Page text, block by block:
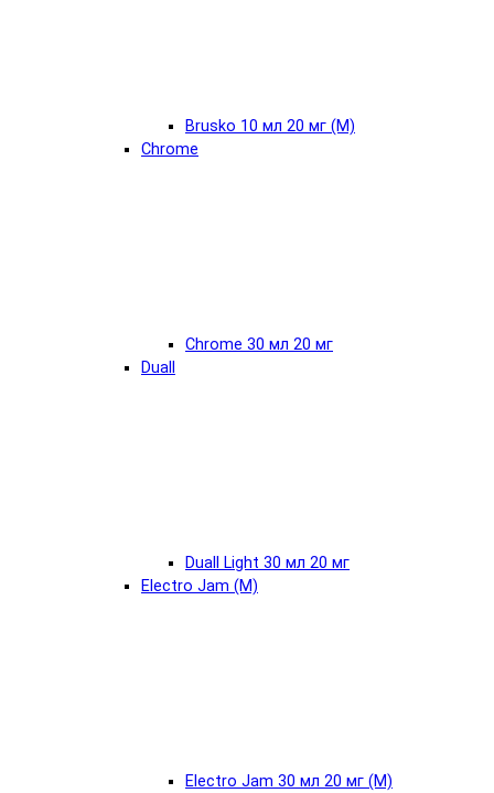
Brusko 10 мл 20 мг (М)
Chrome
Chrome 30 мл 20 мг
Duall
Duall Light 30 мл 20 мг
Electro Jam (М)
Electro Jam 30 мл 20 мг (М)